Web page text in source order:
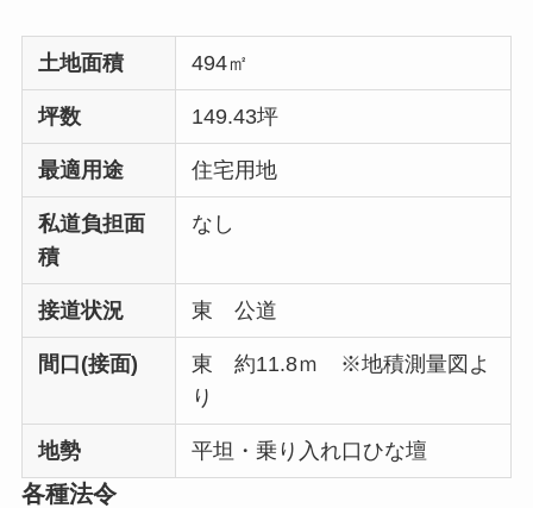
土地面積 494㎡
坪数 149.43坪
最適用途 住宅用地
私道負担面
積
なし
接道状況 東 公道
間口(接面)
東 約11.8ｍ ※地積測量図よ
り
地勢 平坦・乗り入れ口ひな壇
各種法令